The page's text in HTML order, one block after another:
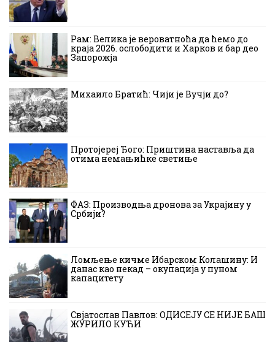
Рам: Велика је вероватноћа да ћемо до
краја 2026. ослободити и Харков и бар део
Запорожја
Михаило Братић: Чији је Вучји до?
Протојереј Ђого: Приштина наставља да
отима немањићке светиње
ФАЗ: Производња дронова за Украјину у
Србији?
Ломљење кичме Ибарском Колашину: И
данас као некад – окупација у пуном
капацитету
Свјатослав Павлов: ОДИСЕЈУ СЕ НИЈЕ БАШ
ЖУРИЛО КУЋИ